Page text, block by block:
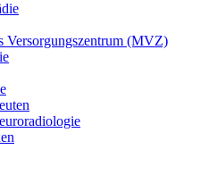
Versorgungszentrum (MVZ)